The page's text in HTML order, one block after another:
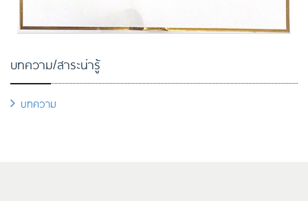
บทความ/สาระน่ารู้
บทความ